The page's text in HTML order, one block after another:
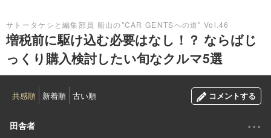
サトータケシと編集部員 船山の"CAR GENTSへの道" Vol.46
増税前に駆け込む必要はなし！？ ならばじ
っくり購入検討したい旬なクルマ5選
共感順 新着順 古い順 コメントする
田舎者 ...